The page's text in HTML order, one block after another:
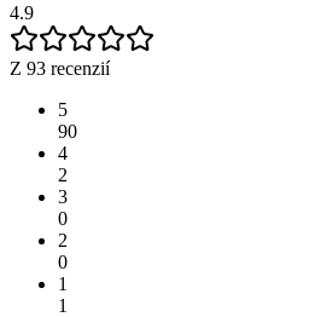
4.9
Z 93 recenzií
5
90
4
2
3
0
2
0
1
1